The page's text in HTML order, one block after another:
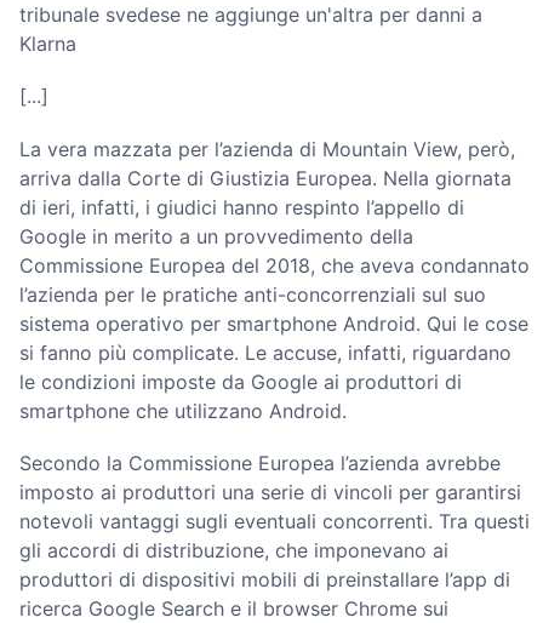
tribunale svedese ne aggiunge un'altra per danni a
Klarna
[...]
La vera mazzata per l’azienda di Mountain View, però,
arriva dalla Corte di Giustizia Europea. Nella giornata
di ieri, infatti, i giudici hanno respinto l’appello di
Google in merito a un provvedimento della
Commissione Europea del 2018, che aveva condannato
l’azienda per le pratiche anti-concorrenziali sul suo
sistema operativo per smartphone Android. Qui le cose
si fanno più complicate. Le accuse, infatti, riguardano
le condizioni imposte da Google ai produttori di
smartphone che utilizzano Android.
Secondo la Commissione Europea l’azienda avrebbe
imposto ai produttori una serie di vincoli per garantirsi
notevoli vantaggi sugli eventuali concorrenti. Tra questi
gli accordi di distribuzione, che imponevano ai
produttori di dispositivi mobili di preinstallare l’app di
ricerca Google Search e il browser Chrome sui